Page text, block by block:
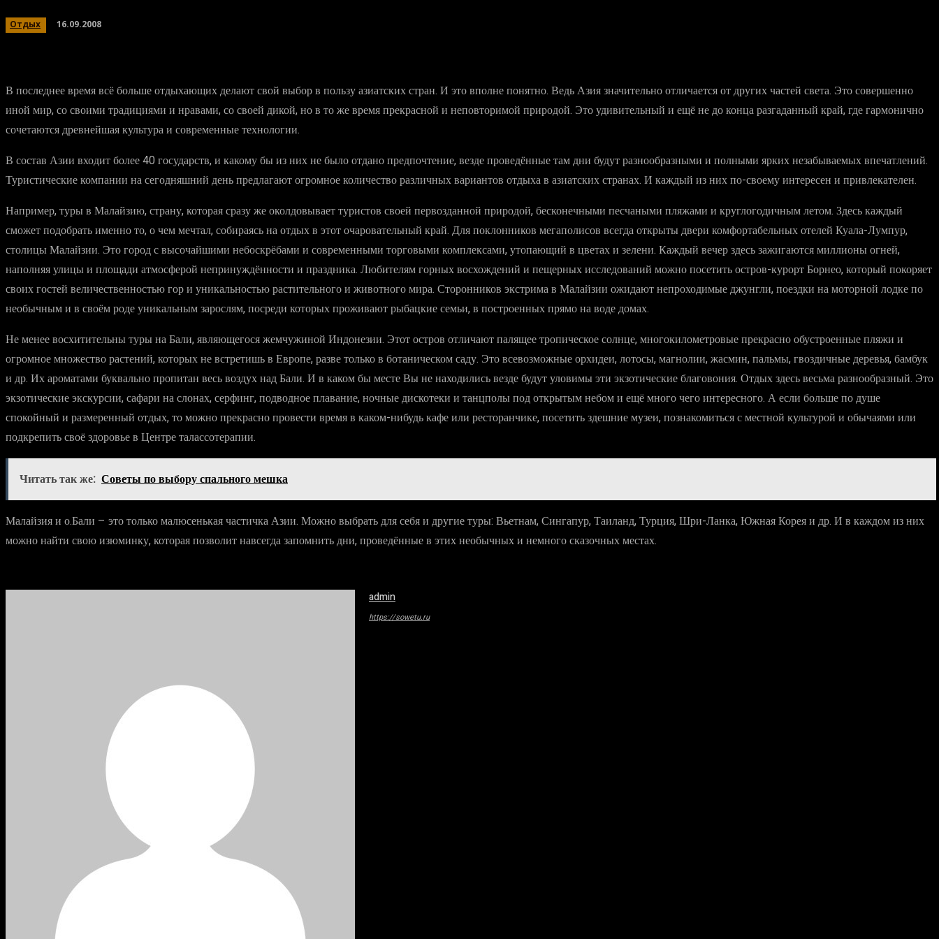
Отдых 16.09.2008
В последнее время всё больше отдыхающих делают свой выбор в пользу азиатских стран. И это вполне понятно. Ведь Азия значительно отличается от других частей света. Это совершенно
иной мир, со своими традициями и нравами, со своей дикой, но в то же время прекрасной и неповторимой природой. Это удивительный и ещё не до конца разгаданный край, где гармонично
сочетаются древнейшая культура и современные технологии.
В состав Азии входит более 40 государств, и какому бы из них не было отдано предпочтение, везде проведённые там дни будут разнообразными и полными ярких незабываемых впечатлений.
Туристические компании на сегодняшний день предлагают огромное количество различных вариантов отдыха в азиатских странах. И каждый из них по-своему интересен и привлекателен.
Например, туры в Малайзию, страну, которая сразу же околдовывает туристов своей первозданной природой, бесконечными песчаными пляжами и круглогодичным летом. Здесь каждый
сможет подобрать именно то, о чем мечтал, собираясь на отдых в этот очаровательный край. Для поклонников мегаполисов всегда открыты двери комфортабельных отелей Куала-Лумпур,
столицы Малайзии. Это город с высочайшими небоскрёбами и современными торговыми комплексами, утопающий в цветах и зелени. Каждый вечер здесь зажигаются миллионы огней,
наполняя улицы и площади атмосферой непринуждённости и праздника. Любителям горных восхождений и пещерных исследований можно посетить остров-курорт Борнео, который покоряет
своих гостей величественностью гор и уникальностью растительного и животного мира. Сторонников экстрима в Малайзии ожидают непроходимые джунгли, поездки на моторной лодке по
необычным и в своём роде уникальным зарослям, посреди которых проживают рыбацкие семьи, в построенных прямо на воде домах.
Не менее восхитительны туры на Бали, являющегося жемчужиной Индонезии. Этот остров отличают палящее тропическое солнце, многокилометровые прекрасно обустроенные пляжи и
огромное множество растений, которых не встретишь в Европе, разве только в ботаническом саду. Это всевозможные орхидеи, лотосы, магнолии, жасмин, пальмы, гвоздичные деревья, бамбук
и др. Их ароматами буквально пропитан весь воздух над Бали. И в каком бы месте Вы не находились везде будут уловимы эти экзотические благовония. Отдых здесь весьма разнообразный. Это
экзотические экскурсии, сафари на слонах, серфинг, подводное плавание, ночные дискотеки и танцполы под открытым небом и ещё много чего интересного. А если больше по душе
спокойный и размеренный отдых, то можно прекрасно провести время в каком-нибудь кафе или ресторанчике, посетить здешние музеи, познакомиться с местной культурой и обычаями или
подкрепить своё здоровье в Центре талассотерапии.
Читать так же: Советы по выбору спального мешка
Малайзия и о.Бали – это только малюсенькая частичка Азии. Можно выбрать для себя и другие туры: Вьетнам, Сингапур, Таиланд, Турция, Шри-Ланка, Южная Корея и др. И в каждом из них
можно найти свою изюминку, которая позволит навсегда запомнить дни, проведённые в этих необычных и немного сказочных местах.
admin
https://sowetu.ru